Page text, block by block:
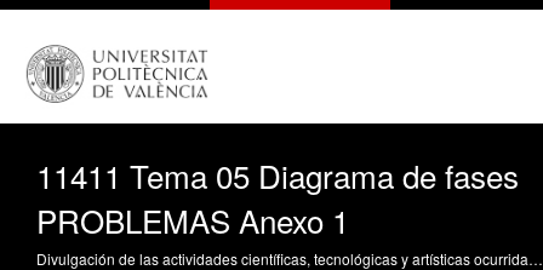
11411 Tema 05 Diagrama de fases
PROBLEMAS Anexo 1
Divulgación de las actividades científicas, tecnológicas y artísticas ocurridas en los tres campus de la UPV